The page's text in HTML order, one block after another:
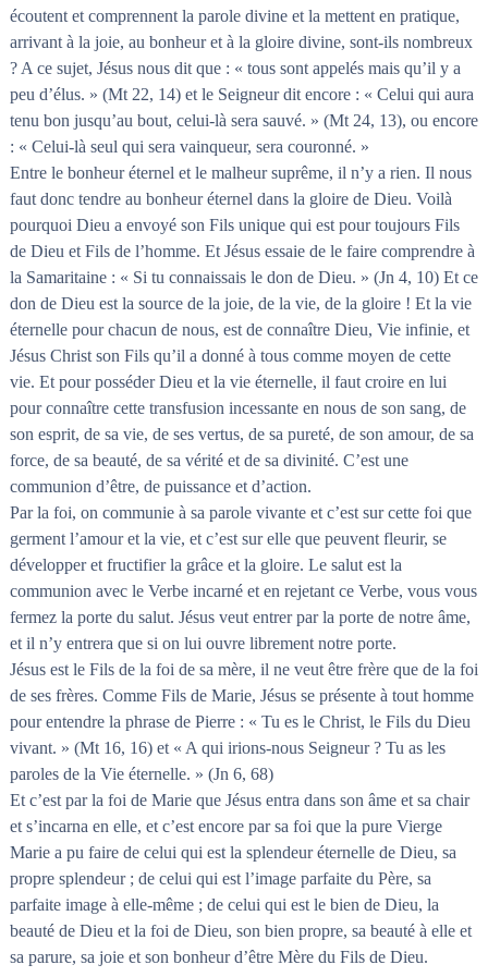
écoutent et comprennent la parole divine et la mettent en pratique,
arrivant à la joie, au bonheur et à la gloire divine, sont-ils nombreux
? A ce sujet, Jésus nous dit que : « tous sont appelés mais qu’il y a
peu d’élus. » (Mt 22, 14) et le Seigneur dit encore : « Celui qui aura
tenu bon jusqu’au bout, celui-là sera sauvé. » (Mt 24, 13), ou encore
: « Celui-là seul qui sera vainqueur, sera couronné. »
Entre le bonheur éternel et le malheur suprême, il n’y a rien. Il nous
faut donc tendre au bonheur éternel dans la gloire de Dieu. Voilà
pourquoi Dieu a envoyé son Fils unique qui est pour toujours Fils
de Dieu et Fils de l’homme. Et Jésus essaie de le faire comprendre à
la Samaritaine : « Si tu connaissais le don de Dieu. » (Jn 4, 10) Et ce
don de Dieu est la source de la joie, de la vie, de la gloire ! Et la vie
éternelle pour chacun de nous, est de connaître Dieu, Vie infinie, et
Jésus Christ son Fils qu’il a donné à tous comme moyen de cette
vie. Et pour posséder Dieu et la vie éternelle, il faut croire en lui
pour connaître cette transfusion incessante en nous de son sang, de
son esprit, de sa vie, de ses vertus, de sa pureté, de son amour, de sa
force, de sa beauté, de sa vérité et de sa divinité. C’est une
communion d’être, de puissance et d’action.
Par la foi, on communie à sa parole vivante et c’est sur cette foi que
germent l’amour et la vie, et c’est sur elle que peuvent fleurir, se
développer et fructifier la grâce et la gloire. Le salut est la
communion avec le Verbe incarné et en rejetant ce Verbe, vous vous
fermez la porte du salut. Jésus veut entrer par la porte de notre âme,
et il n’y entrera que si on lui ouvre librement notre porte.
Jésus est le Fils de la foi de sa mère, il ne veut être frère que de la foi
de ses frères. Comme Fils de Marie, Jésus se présente à tout homme
pour entendre la phrase de Pierre : « Tu es le Christ, le Fils du Dieu
vivant. » (Mt 16, 16) et « A qui irions-nous Seigneur ? Tu as les
paroles de la Vie éternelle. » (Jn 6, 68)
Et c’est par la foi de Marie que Jésus entra dans son âme et sa chair
et s’incarna en elle, et c’est encore par sa foi que la pure Vierge
Marie a pu faire de celui qui est la splendeur éternelle de Dieu, sa
propre splendeur ; de celui qui est l’image parfaite du Père, sa
parfaite image à elle-même ; de celui qui est le bien de Dieu, la
beauté de Dieu et la foi de Dieu, son bien propre, sa beauté à elle et
sa parure, sa joie et son bonheur d’être Mère du Fils de Dieu.